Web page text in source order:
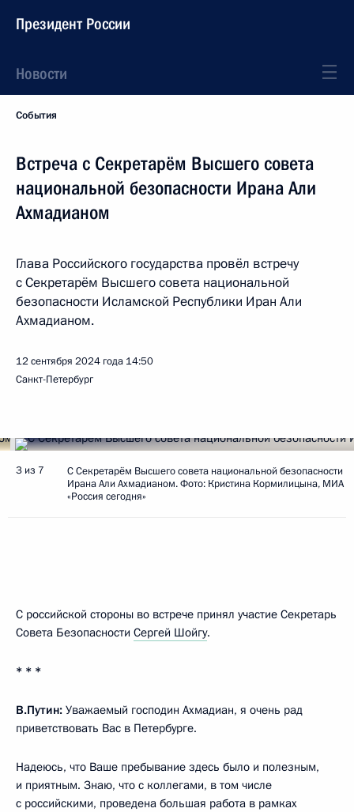
Президент России
Новости
События
Встреча с Секретарём Высшего совета
национальной безопасности Ирана Али
Ахмадианом
Глава Российского государства провёл встречу
с Секретарём Высшего совета национальной
безопасности Исламской Республики Иран Али
Ахмадианом.
12 сентября 2024 года 14:50
Санкт-Петербург
3 из 7
С Секретарём Высшего совета национальной безопасности
Ирана Али Ахмадианом. Фото: Кристина Кормилицына, МИА
«Россия сегодня»
С российской стороны во встрече принял участие Секретарь
Совета Безопасности Сергей Шойгу.
* * *
В.Путин: Уважаемый господин Ахмадиан, я очень рад
приветствовать Вас в Петербурге.
Надеюсь, что Ваше пребывание здесь было и полезным,
и приятным. Знаю, что с коллегами, в том числе
с российскими, проведена большая работа в рамках